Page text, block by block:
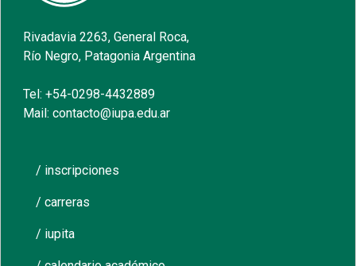
Rivadavia 2263, General Roca,
Río Negro, Patagonia Argentina
Tel: +54-0298-4432889
Mail: contacto@iupa.edu.ar
/ inscripciones
/ carreras
/ iupita